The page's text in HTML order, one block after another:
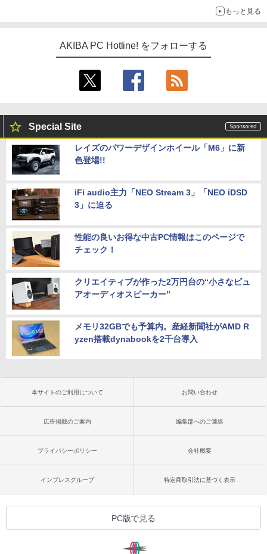
もっと見る
AKIBA PC Hotline! をフォローする
Special Site
レイズのパワーデザインホイール「M6」に新
色登場!!
iFi audio主力「NEO Stream 3」「NEO iDSD
3」に迫る
性能の良いお得な中古PC情報はこのページで
チェック！
クリエイティブが作った2万円台の“小さなピュ
アオーディオスピーカー”
メモリ32GBでも予算内。産経新聞社がAMD R
yzen搭載dynabookを2千台導入
本サイトのご利用について お問い合わせ
広告掲載のご案内 編集部へのご連絡
プライバシーポリシー 会社概要
インプレスグループ 特定商取引法に基づく表示
PC版で見る